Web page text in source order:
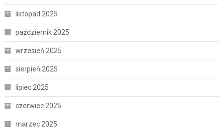
listopad 2025
październik 2025
wrzesień 2025
sierpień 2025
lipiec 2025
czerwiec 2025
marzec 2025